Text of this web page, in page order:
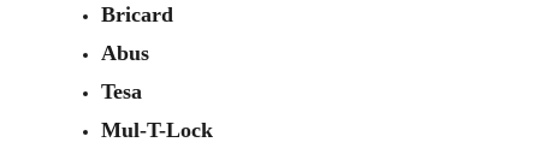
Bricard
Abus
Tesa
Mul-T-Lock